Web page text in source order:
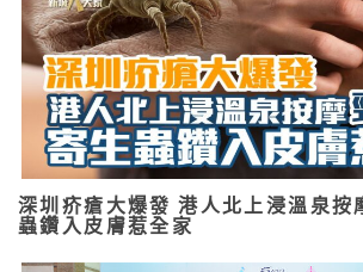
深圳疥瘡大爆發 港人北上浸溫泉按
蟲鑽入皮膚惹全家